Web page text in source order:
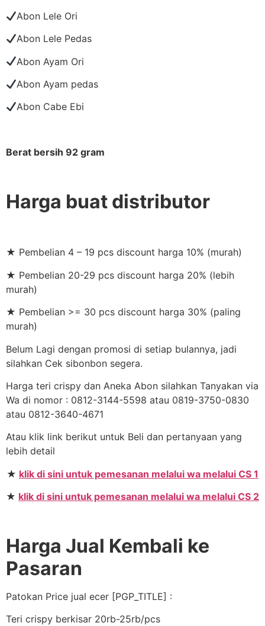
Abon Lele Ori
Abon Lele Pedas
Abon Ayam Ori
Abon Ayam pedas
Abon Cabe Ebi
Berat bersih 92 gram
Harga buat distributor
★ Pembelian 4 – 19 pcs discount harga 10% (murah)
★ Pembelian 20-29 pcs discount harga 20% (lebih
murah)
★ Pembelian >= 30 pcs discount harga 30% (paling
murah)
Belum Lagi dengan promosi di setiap bulannya, jadi
silahkan Cek sibonbon segera.
Harga teri crispy dan Aneka Abon silahkan Tanyakan via
Wa di nomor : 0812-3144-5598 atau 0819-3750-0830
atau 0812-3640-4671
Atau klik link berikut untuk Beli dan pertanyaan yang
lebih detail
★ klik di sini untuk pemesanan melalui wa melalui CS 1
★ klik di sini untuk pemesanan melalui wa melalui CS 2
Harga Jual Kembali ke
Pasaran
Patokan Price jual ecer [PGP_TITLE] :
Teri crispy berkisar 20rb-25rb/pcs